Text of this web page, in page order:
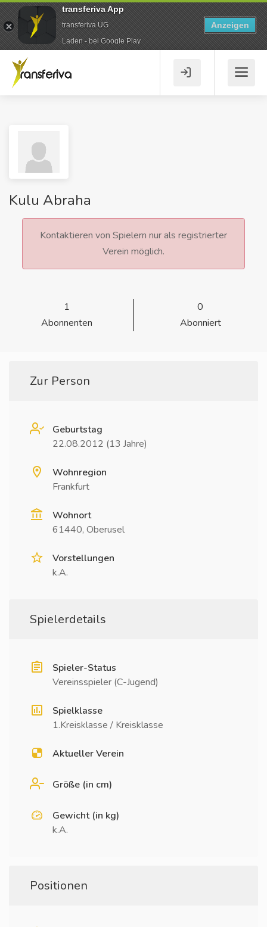
Kulu Abraha
Kontaktieren von Spielern nur als registrierter
Verein möglich.
1
Abonnenten
0
Abonniert
Zur Person
Geburtstag
22.08.2012 (13 Jahre)
Wohnregion
Frankfurt
Wohnort
61440, Oberusel
Vorstellungen
k.A.
Spielerdetails
Spieler-Status
Vereinsspieler (C-Jugend)
Spielklasse
1.Kreisklasse / Kreisklasse
Aktueller Verein
Größe (in cm)
Gewicht (in kg)
k.A.
Positionen
transferiva App
transferiva UG
Laden - bei Google Play
Anzeigen